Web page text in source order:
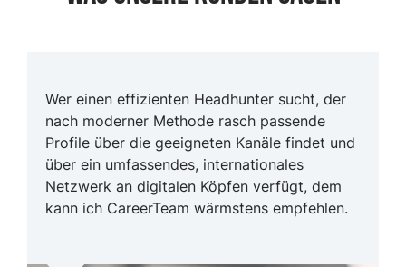
Wer einen effizienten Headhunter sucht, der
nach moderner Methode rasch passende
Profile über die geeigneten Kanäle findet und
über ein umfassendes, internationales
Netzwerk an digitalen Köpfen verfügt, dem
kann ich CareerTeam wärmstens empfehlen.